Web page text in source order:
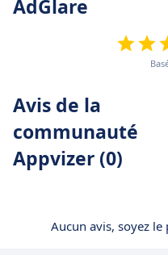
AdGlare
Avis de la
communauté
Appvizer (0)
Aucun avis, soyez